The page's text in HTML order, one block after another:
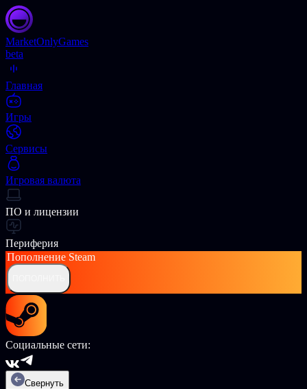
MarketOnlyGames
beta
Главная
Игры
Сервисы
Игровая валюта
ПО и лицензии
Периферия
Пополнение Steam
Социальные сети:
Свернуть